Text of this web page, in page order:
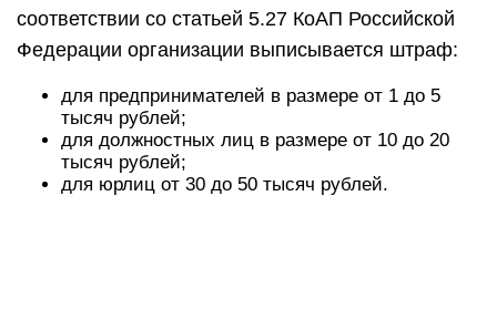
соответствии со статьей 5.27 КоАП Российской
Федерации организации выписывается штраф:
для предпринимателей в размере от 1 до 5
тысяч рублей;
для должностных лиц в размере от 10 до 20
тысяч рублей;
для юрлиц от 30 до 50 тысяч рублей.